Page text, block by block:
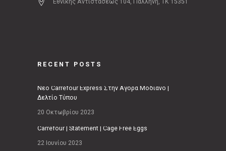
RECENT POSTS
Νέο Carrefour Express Στην Αγορά Μοδιάνο |
Δελτίο Τύπου
20 Οκτωβρίου 2023
Carrefour | Statement | Cage Free Eggs
22 Ιουνίου 2023